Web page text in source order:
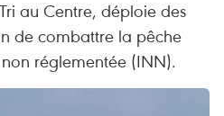
au Centre, déploie des
de combattre la pêche
réglementée (INN).